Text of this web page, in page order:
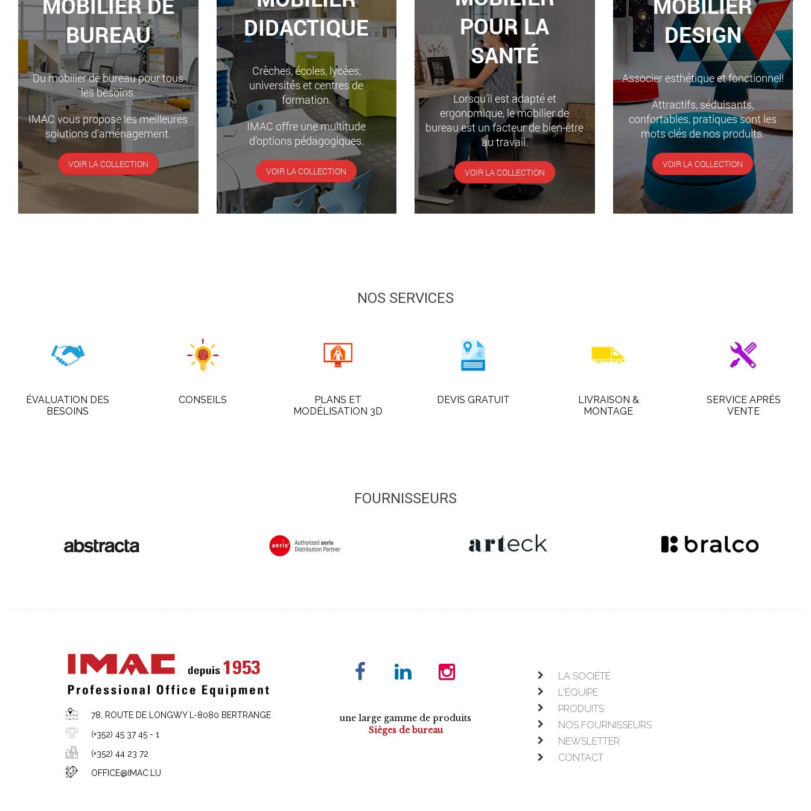
BUREAU
Du mobilier de bureau pour tous
les besoins.
IMAC vous propose les meilleures
solutions d’aménagement.
VOIR LA COLLECTION
DIDACTIQUE
Crèches, écoles, lycées,
universités et centres de
formation.
IMAC offre une multitude
d’options pédagogiques.
VOIR LA COLLECTION
POUR LA
SANTÉ
Lorsqu’il est adapté et
ergonomique, le mobilier de
bureau est un facteur de bien-être
au travail.
VOIR LA COLLECTION
DESIGN
Associer esthétique et fonctionnel!
Attractifs, séduisants,
confortables, pratiques sont les
mots clés de nos produits.
VOIR LA COLLECTION
NOS SERVICES
ÉVALUATION DES
BESOINS
CONSEILS
PLANS ET
MODÉLISATION 3D
DEVIS GRATUIT
LIVRAISON &
MONTAGE
SERVICE APRÈS
VENTE
FOURNISSEURS
78, ROUTE DE LONGWY L-8080 BERTRANGE
(+352) 45 37 45 - 1
(+352) 44 23 72
OFFICE@IMAC.LU
une large gamme de produits
Sièges de bureau
LA SOCIÉTÉ
L'ÉQUIPE
PRODUITS
NOS FOURNISSEURS
NEWSLETTER
CONTACT